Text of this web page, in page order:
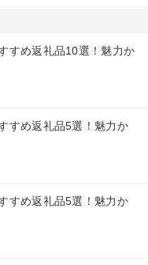
すめ返礼品10選！魅力か
すめ返礼品5選！魅力か
すめ返礼品5選！魅力か